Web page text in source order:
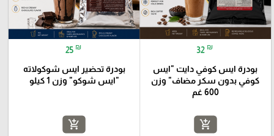
32 ₪
بودرة ايس كوفي دايت "ايس
كوفي بدون سكر مضاف" وزن
600 غم
add_shopping_cart
25 ₪
بودرة تحضير ايس شوكولاته
"ايس شوكو" وزن 1 كيلو
add_shopping_cart